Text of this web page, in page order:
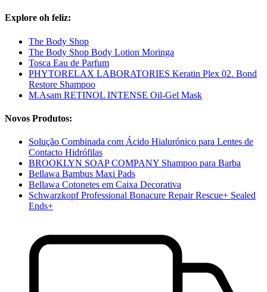
Explore oh feliz:
The Body Shop
The Body Shop Body Lotion Moringa
Tosca Eau de Parfum
PHYTORELAX LABORATORIES Keratin Plex 02. Bond
Restore Shampoo
M.Asam RETINOL INTENSE Oil-Gel Mask
Novos Produtos:
Solução Combinada com Ácido Hialurónico para Lentes de
Contacto Hidrófilas
BROOKLYN SOAP COMPANY Shampoo para Barba
Bellawa Bambus Maxi Pads
Bellawa Cotonetes em Caixa Decorativa
Schwarzkopf Professional Bonacure Repair Rescue+ Sealed
Ends+